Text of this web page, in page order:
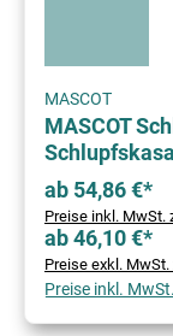
MASCOT
MASCOT
ab 54,86 €*
Preise inkl. MwSt.
ab 46,10 €*
Preise exkl.
Preise inkl.